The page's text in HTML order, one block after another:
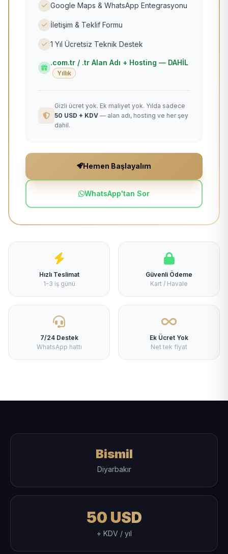
Google Maps & WhatsApp Entegrasyonu
İletişim & Teklif Formu
1 Yıl Ücretsiz Teknik Destek
.com.tr / .tr Alan Adı + Hosting — DAHİL
Yıllık
Gizli ücret yok. Ek maliyet yok. Yılda sadece
50 USD + KDV — alan adı, hosting ve her şey
dahil.
Hemen Başlayalım
WhatsApp'tan Sor
Hızlı Teslimat
1-3 iş günü
Güvenli Ödeme
Kart / Havale
7/24 Destek
WhatsApp hattı
Ek Ücret Yok
Net tek fiyat
Bismil
Diyarbakır
50 USD
+ KDV / yıl